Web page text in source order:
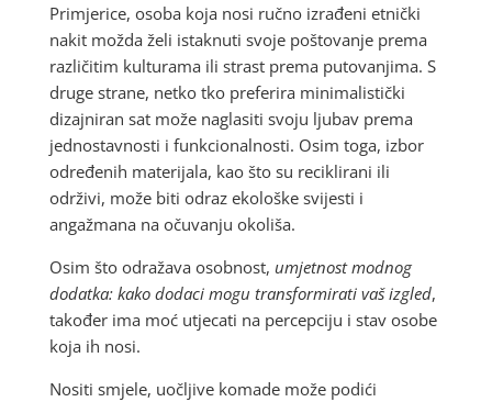
Primjerice, osoba koja nosi ručno izrađeni etnički
nakit možda želi istaknuti svoje poštovanje prema
različitim kulturama ili strast prema putovanjima. S
druge strane, netko tko preferira minimalistički
dizajniran sat može naglasiti svoju ljubav prema
jednostavnosti i funkcionalnosti. Osim toga, izbor
određenih materijala, kao što su reciklirani ili
održivi, može biti odraz ekološke svijesti i
angažmana na očuvanju okoliša.
Osim što odražava osobnost, umjetnost modnog
dodatka: kako dodaci mogu transformirati vaš izgled,
također ima moć utjecati na percepciju i stav osobe
koja ih nosi.
Nositi smjele, uočljive komade može podići